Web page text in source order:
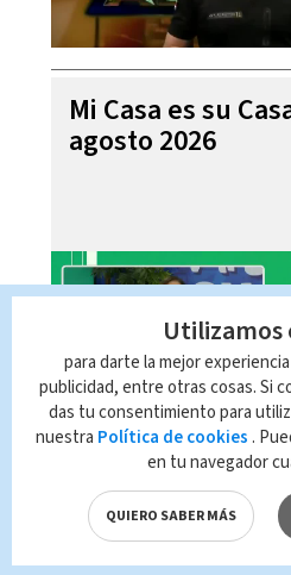
Mi Casa es su
agosto 2026
Telediario En
Brenes, 07 de
Utilizamos
para darte la mejor
publicidad, entre otras cosas. Si
das tu consentimiento para
nuestra Política de cookies .
en tu navegador
QUIERO SABER MÁS